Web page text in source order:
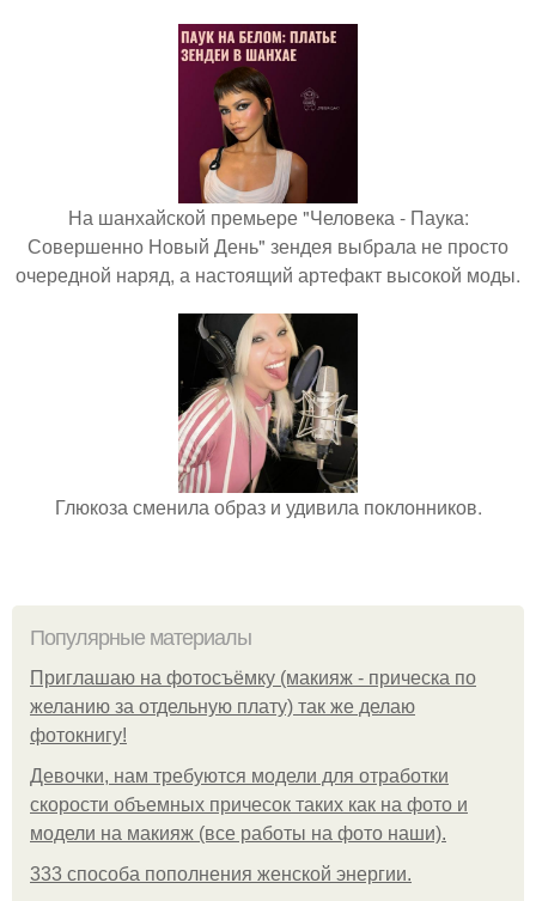
На шанхайской премьере "Человека - Паука:
Совершенно Новый День" зендея выбрала не просто
очередной наряд, а настоящий артефакт высокой моды.
Глюкоза сменила образ и удивила поклонников.
Популярные материалы
Приглашаю на фотосъёмку (макияж - прическа по
желанию за отдельную плату) так же делаю
фотокнигу!
Девочки, нам требуются модели для отработки
скорости объемных причесок таких как на фото и
модели на макияж (все работы на фото наши).
333 способа пополнения женской энергии.